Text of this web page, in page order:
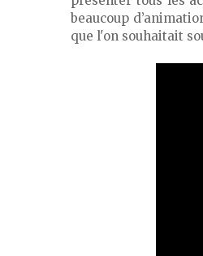
beaucoup
que l'on souhaitait